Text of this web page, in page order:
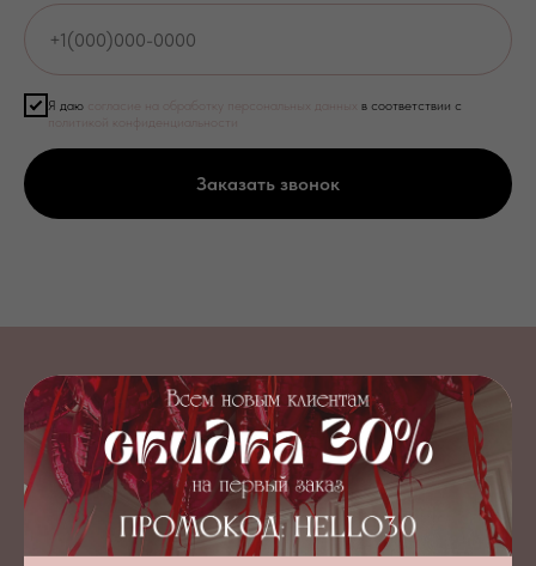
Я даю согласие на обработку персональных данных в соответствии с
политикой конфиденциальности
Заказать звонок